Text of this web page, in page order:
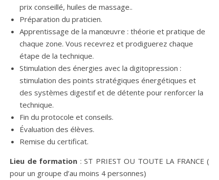
prix conseillé, huiles de massage..
Préparation du praticien.
Apprentissage de la manœuvre : théorie et pratique de
chaque zone. Vous recevrez et prodiguerez chaque
étape de la technique.
Stimulation des énergies avec la digitopression :
stimulation des points stratégiques énergétiques et
des systèmes digestif et de détente pour renforcer la
technique.
Fin du protocole et conseils.
Évaluation des élèves.
Remise du certificat.
Lieu de formation : ST PRIEST OU TOUTE LA FRANCE (
pour un groupe d’au moins 4 personnes)